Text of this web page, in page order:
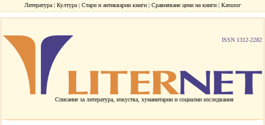
Литература | Култура | Стари и антикварни книги | Сравняване цени на книги | Каталог
ISSN 1312-2282
Списание за литература, изкуства, хуманитарни и социални изследвания